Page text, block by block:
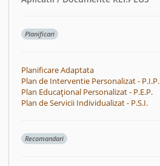
Planificari
Planificare Adaptata
Plan de Interventie Personalizat - P.I.P.
Plan Educațional Personalizat - P.E.P.
Plan de Servicii Individualizat - P.S.I.
Recomandari